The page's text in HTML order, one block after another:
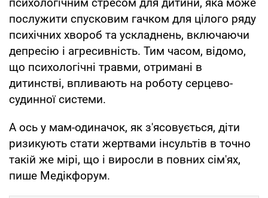
послужити спусковим гачком для цілого ряду
психічних хвороб та ускладнень, включаючи
депресію і агресивність. Тим часом, відомо,
що психологічні травми, отримані в
дитинстві, впливають на роботу серцево-
судинної системи.
А ось у мам-одиначок, як з'ясовується, діти
ризикують стати жертвами інсультів в точно
такій же мірі, що і виросли в повних сім'ях,
пише Медікфорум.